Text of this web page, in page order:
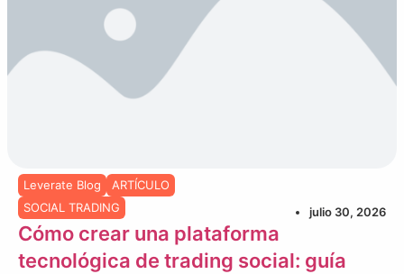
Leverate Blog
ARTÍCULO
SOCIAL TRADING
julio 30, 2026
Cómo crear una plataforma
tecnológica de trading social: guía